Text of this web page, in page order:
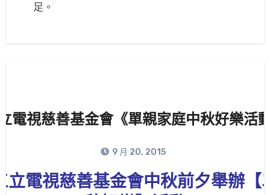
足。
電視慈善基金會《單親家庭中秋好樂活
9 月 20, 2015
立電視慈善基金會中秋前夕舉辦【